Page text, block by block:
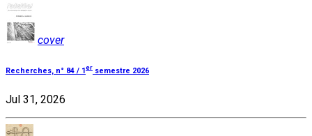
cover
Recherches, n° 84 / 1er semestre 2026
Jul 31, 2026